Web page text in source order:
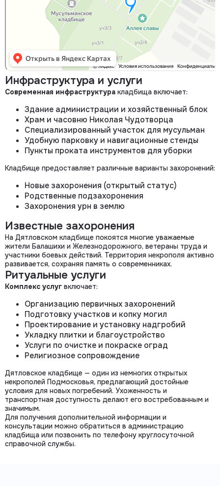
Инфраструктура и услуги
Современная инфраструктура кладбища включает:
Здание администрации и хозяйственный блок
Храм и часовню Николая Чудотворца
Специализированный участок для мусульман
Удобную парковку и навигационные стенды
Пункты проката инструментов для уборки
Кладбище предоставляет различные варианты захоронений:
Новые захоронения (открытый статус)
Родственные подзахоронения
Захоронения урн в землю
Известные захоронения
На Дятловском кладбище покоятся многие уважаемые
жители Балашихи и Железнодорожного, ветераны труда и
участники боевых действий. Территория некрополя активно
развивается, сохраняя память о современниках.
Ритуальные услуги
Комплекс услуг включает:
Организацию первичных захоронений
Подготовку участков и копку могил
Проектирование и установку надгробий
Укладку плитки и благоустройство
Услуги по очистке и покраске оград
Религиозное сопровождение
Дятловское кладбище — один из немногих открытых
некрополей Подмосковья, предлагающий достойные
условия для новых погребений. Ухоженность и
транспортная доступность делают его востребованным и
значимым.
Для получения дополнительной информации и
консультации можно обратиться в администрацию
кладбища или позвонить по телефону круглосуточной
справочной службы.